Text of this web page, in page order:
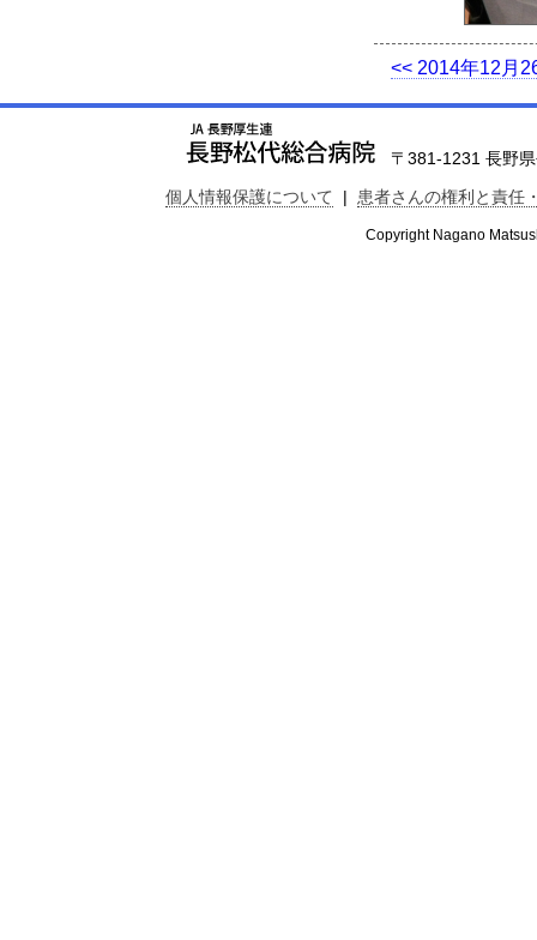
<< 2014年12月
〒381-1231 長野
個人情報保護について
| 患者さんの権利と責任
Copyright Nagano